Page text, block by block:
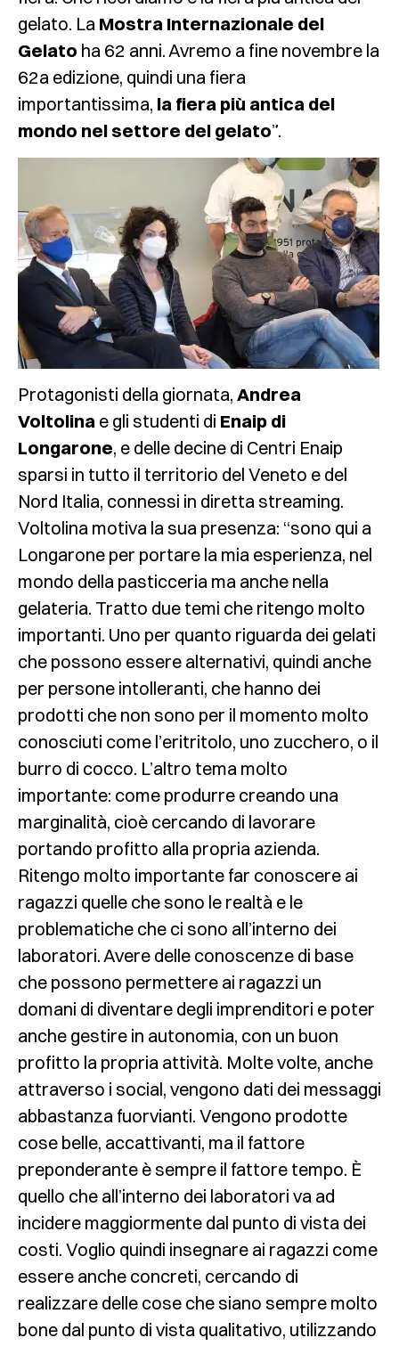
gelato. La Mostra Internazionale del
Gelato ha 62 anni. Avremo a fine novembre la
62a edizione, quindi una fiera
importantissima, la fiera più antica del
mondo nel settore del gelato”.
Protagonisti della giornata, Andrea
Voltolina e gli studenti di Enaip di
Longarone, e delle decine di Centri Enaip
sparsi in tutto il territorio del Veneto e del
Nord Italia, connessi in diretta streaming.
Voltolina motiva la sua presenza: “sono qui a
Longarone per portare la mia esperienza, nel
mondo della pasticceria ma anche nella
gelateria. Tratto due temi che ritengo molto
importanti. Uno per quanto riguarda dei gelati
che possono essere alternativi, quindi anche
per persone intolleranti, che hanno dei
prodotti che non sono per il momento molto
conosciuti come l’eritritolo, uno zucchero, o il
burro di cocco. L’altro tema molto
importante: come produrre creando una
marginalità, cioè cercando di lavorare
portando profitto alla propria azienda.
Ritengo molto importante far conoscere ai
ragazzi quelle che sono le realtà e le
problematiche che ci sono all’interno dei
laboratori. Avere delle conoscenze di base
che possono permettere ai ragazzi un
domani di diventare degli imprenditori e poter
anche gestire in autonomia, con un buon
profitto la propria attività. Molte volte, anche
attraverso i social, vengono dati dei messaggi
abbastanza fuorvianti. Vengono prodotte
cose belle, accattivanti, ma il fattore
preponderante è sempre il fattore tempo. È
quello che all’interno dei laboratori va ad
incidere maggiormente dal punto di vista dei
costi. Voglio quindi insegnare ai ragazzi come
essere anche concreti, cercando di
realizzare delle cose che siano sempre molto
bone dal punto di vista qualitativo, utilizzando